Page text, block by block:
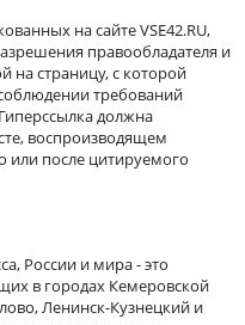
на сайте VSE42.RU,
правообладателя и
на страницу, с которой
требований
должна
воспроизводящем
или после цитируемого
России и мира - это
в городах Кемеровской
Ленинск-Кузнецкий и